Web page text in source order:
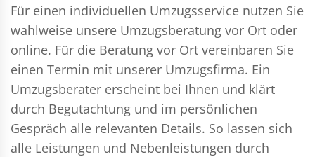
Für einen individuellen Umzugsservice nutzen Sie
wahlweise unsere Umzugsberatung vor Ort oder
online. Für die Beratung vor Ort vereinbaren Sie
einen Termin mit unserer Umzugsfirma. Ein
Umzugsberater erscheint bei Ihnen und klärt
durch Begutachtung und im persönlichen
Gespräch alle relevanten Details. So lassen sich
alle Leistungen und Nebenleistungen durch